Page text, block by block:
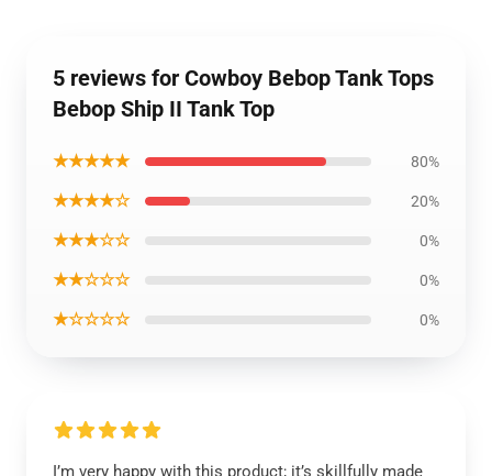
5 reviews for Cowboy Bebop Tank Tops
Bebop Ship II Tank Top
★★★★★ 80%
★★★★☆ 20%
★★★☆☆ 0%
★★☆☆☆ 0%
★☆☆☆☆ 0%
I’m very happy with this product; it’s skillfully made